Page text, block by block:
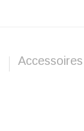
Accessoires